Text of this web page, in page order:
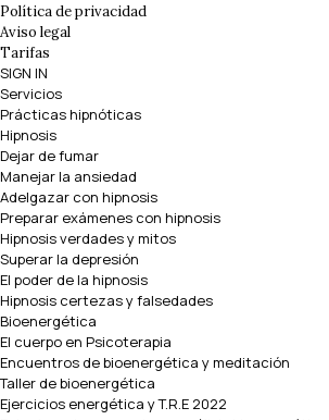
Política de privacidad
Aviso legal
Tarifas
SIGN IN
Servicios
Prácticas hipnóticas
Hipnosis
Dejar de fumar
Manejar la ansiedad
Adelgazar con hipnosis
Preparar exámenes con hipnosis
Hipnosis verdades y mitos
Superar la depresión
El poder de la hipnosis
Hipnosis certezas y falsedades
Bioenergética
El cuerpo en Psicoterapia
Encuentros de bioenergética y meditación
Taller de bioenergética
Ejercicios energética y T.R.E 2022